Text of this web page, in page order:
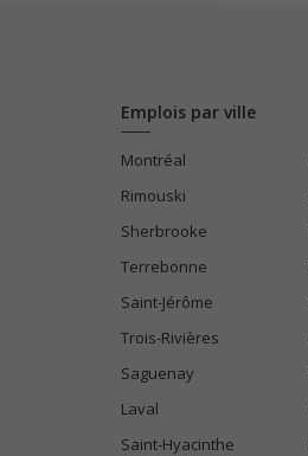
Emplois par ville
Montréal
Rimouski
Sherbrooke
Terrebonne
Saint-Jérôme
Trois-Rivières
Saguenay
Laval
Saint-Hyacinthe